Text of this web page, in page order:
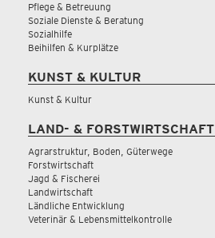
Pflege & Betreuung
Soziale Dienste & Beratung
Sozialhilfe
Beihilfen & Kurplätze
KUNST & KULTUR
Kunst & Kultur
LAND- & FORSTWIRTSCHAFT
Agrarstruktur, Boden, Güterwege
Forstwirtschaft
Jagd & Fischerei
Landwirtschaft
Ländliche Entwicklung
Veterinär & Lebensmittelkontrolle